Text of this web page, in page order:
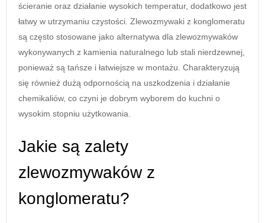
ścieranie oraz działanie wysokich temperatur, dodatkowo jest
łatwy w utrzymaniu czystości. Zlewozmywaki z konglomeratu
są często stosowane jako alternatywa dla zlewozmywaków
wykonywanych z kamienia naturalnego lub stali nierdzewnej,
ponieważ są tańsze i łatwiejsze w montażu. Charakteryzują
się również dużą odpornością na uszkodzenia i działanie
chemikaliów, co czyni je dobrym wyborem do kuchni o
wysokim stopniu użytkowania.
Jakie są zalety
zlewozmywaków z
konglomeratu?